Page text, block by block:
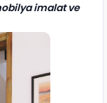
imalat ve